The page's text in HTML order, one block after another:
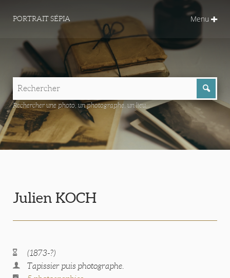
PORTRAIT SÉPIA Menu
Rechercher une photo, un photographe, un lieu...
Julien KOCH
(1873-?)
Tapissier puis photographe.